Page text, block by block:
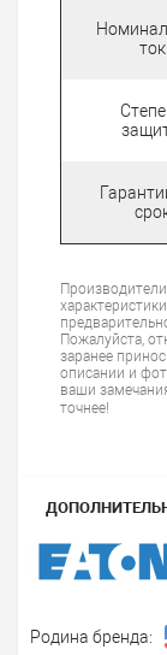
ток
Пожалуйста,
заранее
описании и
ваши
точнее!
Родина бренда: